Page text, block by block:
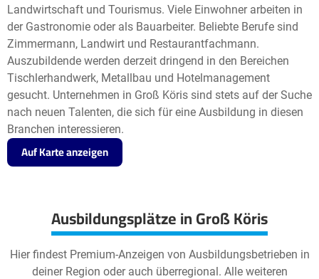
Landwirtschaft und Tourismus. Viele Einwohner arbeiten in
der Gastronomie oder als Bauarbeiter. Beliebte Berufe sind
Zimmermann, Landwirt und Restaurantfachmann.
Auszubildende werden derzeit dringend in den Bereichen
Tischlerhandwerk, Metallbau und Hotelmanagement
gesucht. Unternehmen in Groß Köris sind stets auf der Suche
nach neuen Talenten, die sich für eine Ausbildung in diesen
Branchen interessieren.
Auf Karte anzeigen
Ausbildungsplätze in Groß Köris
Hier findest Premium-Anzeigen von Ausbildungsbetrieben in
deiner Region oder auch überregional. Alle weiteren